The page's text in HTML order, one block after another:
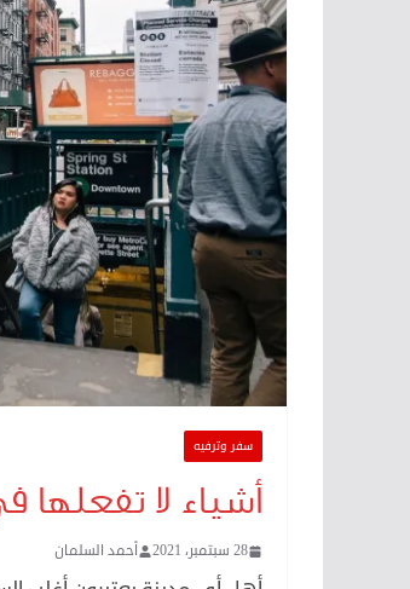
سفر وترفيه
أشياء لا تفعلها
28 سبتمبر، 2021 أحمد السلمان